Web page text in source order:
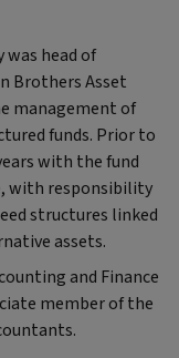
was head of
Brothers Asset
management of
funds. Prior to
with the fund
with responsibility
structures linked
assets.
and Finance
member of the